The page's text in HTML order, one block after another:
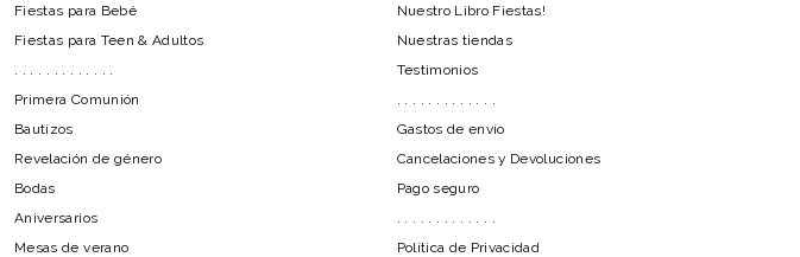
Fiestas para Bebé
Fiestas para Teen & Adultos
. . . . . . . . . . . . .
Primera Comunión
Bautizos
Revelación de género
Bodas
Aniversarios
Mesas de verano
Nuestro Libro Fiestas!
Nuestras tiendas
Testimonios
. . . . . . . . . . . . .
Gastos de envío
Cancelaciones y Devoluciones
Pago seguro
Política de Privacidad